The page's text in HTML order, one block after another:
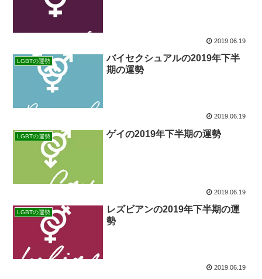
2019.06.19
LGBTの運勢
バイセクシュアルの2019年下半
期の運勢
2019.06.19
LGBTの運勢 ゲイの2019年下半期の運勢
2019.06.19
LGBTの運勢
レズビアンの2019年下半期の運
勢
2019.06.19